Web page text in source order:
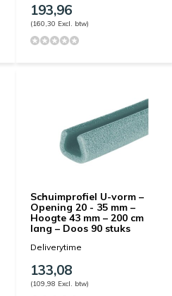
193,96
(160,30 Excl. btw)
Schuimprofiel U-vorm –
Opening 20 - 35 mm –
Hoogte 43 mm – 200 cm
lang – Doos 90 stuks
Deliverytime
133,08
(109,98 Excl. btw)